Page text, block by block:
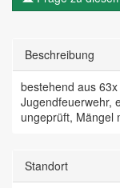
Beschreibung
bestehend aus
Jugendfeuerwehr,
ungeprüft, Mängel
Standort